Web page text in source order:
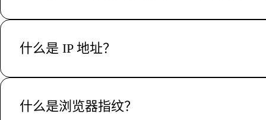
什么是 IP 地址？
你可以把 IP 地址看成一个用于识别连接到互联网的每个
什么是浏览器指纹？